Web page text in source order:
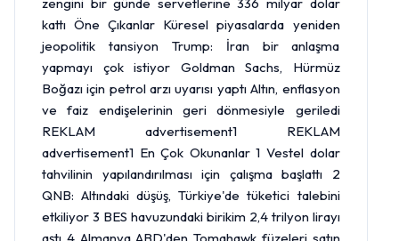
kattı Öne Çıkanlar Küresel piyasalarda yeniden
jeopolitik tansiyon Trump: İran bir anlaşma
yapmayı çok istiyor Goldman Sachs, Hürmüz
Boğazı için petrol arzı uyarısı yaptıAltın, enflasyon
ve faiz endişelerinin geri dönmesiyle geriledi
REKLAM advertisement1 REKLAM
advertisement1 En Çok Okunanlar 1 Vestel dolar
tahvilinin yapılandırılması için çalışma başlattı 2
QNB: Altındaki düşüş, Türkiye'de tüketici talebini
etkiliyor 3 BES havuzundaki birikim 2,4 trilyon lirayı